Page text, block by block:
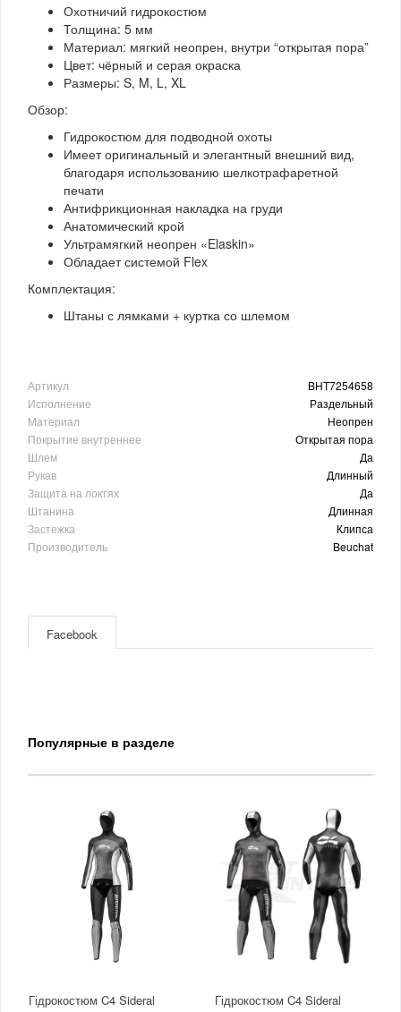
Охотничий гидрокостюм
Толщина: 5 мм
Материал: мягкий неопрен, внутри “открытая пора”
Цвет: чёрный и серая окраска
Размеры: S, M, L, XL
Обзор:
Гидрокостюм для подводной охоты
Имеет оригинальный и элегантный внешний вид,
благодаря использованию шелкотрафаретной
печати
Антифрикционная накладка на груди
Анатомический крой
Ультрамягкий неопрен «Elaskin»
Обладает системой Flex
Комплектация:
Штаны с лямками + куртка со шлемом
Артикул
BHT7254658
Исполнение
Раздельный
Материал
Неопрен
Покрытие внутреннее
Открытая пора
Шлем
Да
Рукав
Длинный
Защита на локтях
Да
Штанина
Длинная
Застежка
Клипса
Производитель
Beuchat
Facebook
Популярные в разделе
Гідрокостюм C4 Sideral
Гідрокостюм C4 Sideral